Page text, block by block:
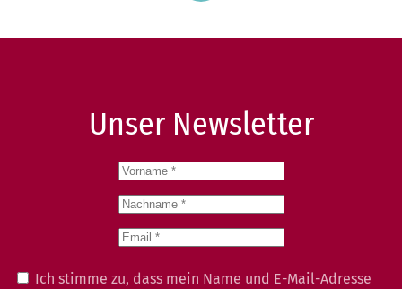
Unser Newsletter
Ich stimme zu, dass mein Name und E-Mail-Adresse